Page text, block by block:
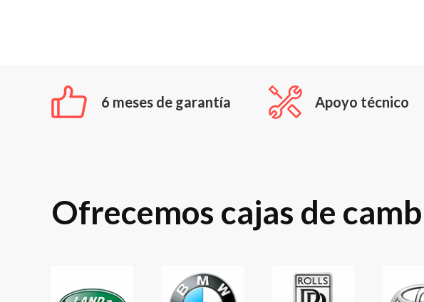
6 meses de garantía Apoyo técnico
Ofrecemos cajas de